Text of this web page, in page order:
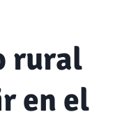
rural
en el